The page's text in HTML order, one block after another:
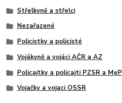
Střelkyně a střelci
Nezařazené
Policistky a policisté
Vojákyně a vojáci AČR a AZ
Policajtky a policajti PZSR a MeP
Vojačky a vojaci OSSR